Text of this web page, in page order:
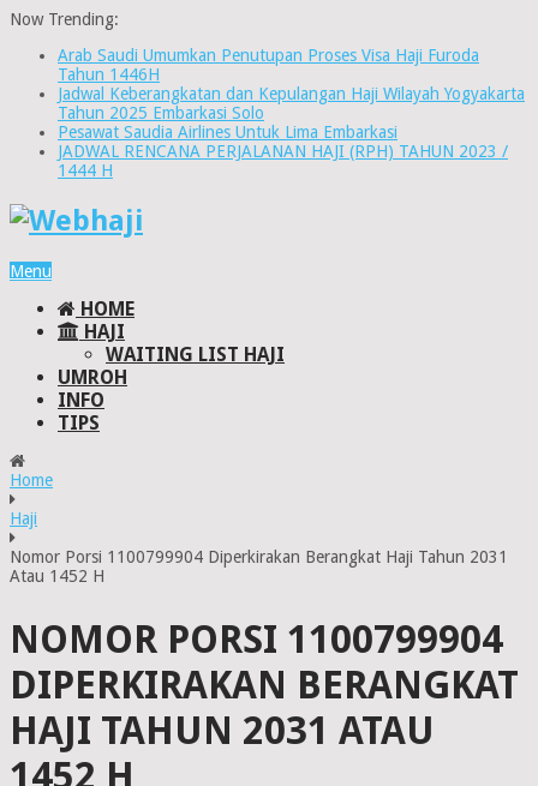
Now Trending:
Arab Saudi Umumkan Penutupan Proses Visa Haji Furoda
Tahun 1446H
Jadwal Keberangkatan dan Kepulangan Haji Wilayah Yogyakarta
Tahun 2025 Embarkasi Solo
Pesawat Saudia Airlines Untuk Lima Embarkasi
JADWAL RENCANA PERJALANAN HAJI (RPH) TAHUN 2023 /
1444 H
Menu
HOME
HAJI
WAITING LIST HAJI
UMROH
INFO
TIPS
Home
Haji
Nomor Porsi 1100799904 Diperkirakan Berangkat Haji Tahun 2031
Atau 1452 H
NOMOR PORSI 1100799904
DIPERKIRAKAN BERANGKAT
HAJI TAHUN 2031 ATAU
1452 H